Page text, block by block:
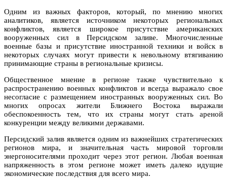
Одним из важных факторов, который, по мнению многих
аналитиков, является источником некоторых региональных
конфликтов, является широкое присутствие американских
вооруженных сил в Персидском заливе. Многочисленные
военные базы и присутствие иностранной техники и войск в
некоторых случаях могут привести к невольному втягиванию
принимающие страны в региональные кризисы.
Общественное мнение в регионе также чувствительно к
распространению военных конфликтов и всегда выражало свое
несогласие с размещением иностранных вооруженных сил. Во
многих опросах жители Ближнего Востока выражали
обеспокоенность тем, что их страны могут стать ареной
конкуренции между великими державами.
Персидский залив является одним из важнейших стратегических
регионов мира, и значительная часть мировой торговли
энергоносителями проходит через этот регион. Любая военная
напряженность в этом регионе может иметь далеко идущие
экономические последствия для всего мира.